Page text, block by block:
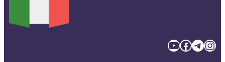
YouTube Facebook TelegramInstagram